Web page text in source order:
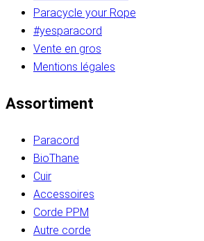
Paracycle your Rope
#yesparacord
Vente en gros
Mentions légales
Assortiment
Paracord
BioThane
Cuir
Accessoires
Corde PPM
Autre corde